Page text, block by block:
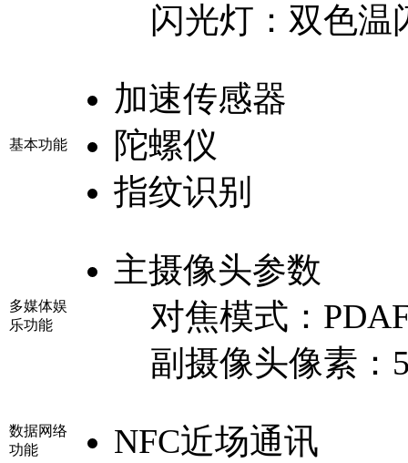
闪光灯： 双色温
基本功能
加速传感器
陀螺仪
指纹识别
多媒体娱
乐功能
主摄像头参数
对焦模式：
副摄像头像素：
数据网络
功能
NFC近场通讯